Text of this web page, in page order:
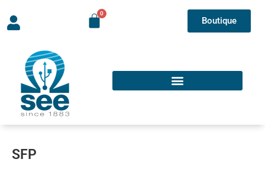
Boutique
SFP